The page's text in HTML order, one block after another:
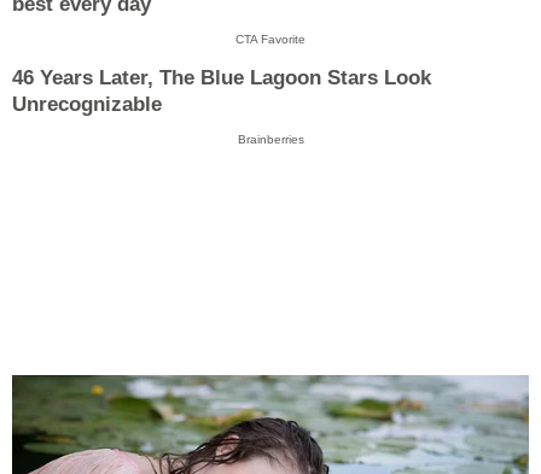
CTA Favorite
46 Years Later, The Blue Lagoon Stars Look
Unrecognizable
Brainberries